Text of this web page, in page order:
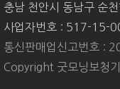
충남 천안시 동남구 순
사업자번호 : 517-15-
통신판매업신고번호 :
Copyright 굿모닝보청